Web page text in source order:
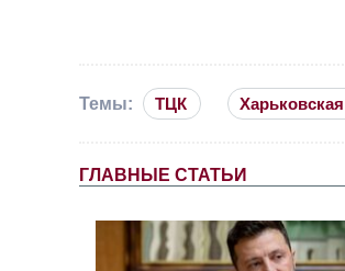
Темы: ТЦК
ГЛАВНЫЕ СТАТЬИ